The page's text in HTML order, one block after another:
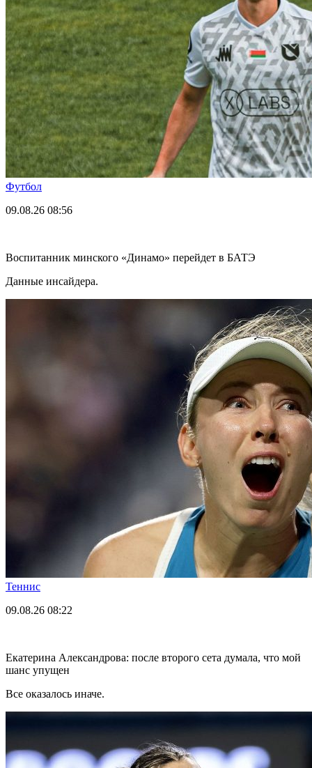
Футбол
09.08.26 08:56
Воспитанник минского «Динамо» перейдет в БАТЭ
Данные инсайдера.
Теннис
09.08.26 08:22
Екатерина Александрова: после второго сета думала, что мой
шанс упущен
Все оказалось иначе.